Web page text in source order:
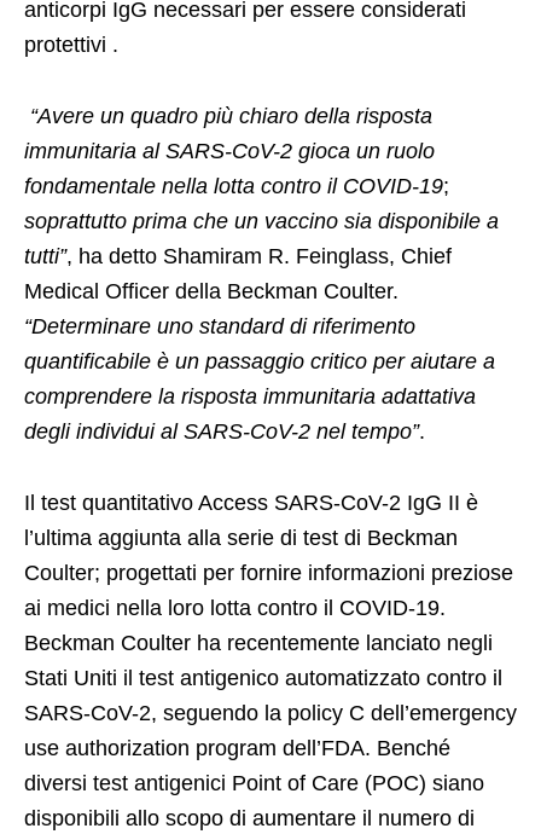
anticorpi IgG necessari per essere considerati
protettivi .
“Avere un quadro più chiaro della risposta
immunitaria al SARS-CoV-2 gioca un ruolo
fondamentale nella lotta contro il COVID-19;
soprattutto prima che un vaccino sia disponibile a
tutti”, ha detto Shamiram R. Feinglass, Chief
Medical Officer della Beckman Coulter.
“Determinare uno standard di riferimento
quantificabile è un passaggio critico per aiutare a
comprendere la risposta immunitaria adattativa
degli individui al SARS-CoV-2 nel tempo”.
Il test quantitativo Access SARS-CoV-2 IgG II è
l’ultima aggiunta alla serie di test di Beckman
Coulter; progettati per fornire informazioni preziose
ai medici nella loro lotta contro il COVID-19.
Beckman Coulter ha recentemente lanciato negli
Stati Uniti il test antigenico automatizzato contro il
SARS-CoV-2, seguendo la policy C dell’emergency
use authorization program dell’FDA. Benché
diversi test antigenici Point of Care (POC) siano
disponibili allo scopo di aumentare il numero di